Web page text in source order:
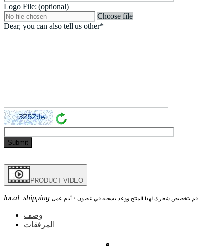
Logo File: (optional)
Choose file
Dear, you can also tell us other*
PRODUCT VIDEO
local_shipping
وصف
المرفقات